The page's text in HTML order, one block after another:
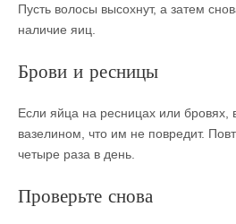
Пусть волосы высохнут, а затем
наличие яиц.
Брови и ресницы
Если яйца на ресницах или бровях,
вазелином, что им не повредит.
четыре раза в день.
Проверьте снова